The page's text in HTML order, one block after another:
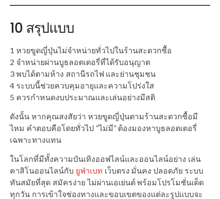
10 สรุปแบบ
1 หวยขูดญี่ปุ่นไม่จำหน่ายทั่วไปในร้านสะดวกซื้อ
2 จำหน่ายผ่านบูธลอตเตอรี่ที่ได้รับอนุญาต
3 พบได้ตามห้าง สถานีรถไฟ และย่านชุมชน
4 ระบบนี้ช่วยควบคุมอายุและความโปร่งใส
5 ควรกำหนดงบประมาณและเล่นอย่างมีสติ
ดังนั้น หากคุณสงสัยว่า หวยขูดญี่ปุ่นตามร้านสะดวกซื้อมี
ไหม คำตอบคือโดยทั่วไป “ไม่มี” ต้องมองหาบูธลอตเตอรี่
เฉพาะทางแทน
ในโลกที่มีทั้งความบันเทิงออฟไลน์และออนไลน์อย่าง เล่น
คาสิโนออนไลน์กับ ยูฟ่าเบท เว็บตรง มั่นคง ปลอดภัย ระบบ
ทันสมัยที่สุด สมัครง่าย ไม่ผ่านเอเย่นต์ พร้อมโปรโมชั่นเด็ด
ทุกวัน การเข้าใจช่องทางและขอบเขตของแต่ละรูปแบบจะ